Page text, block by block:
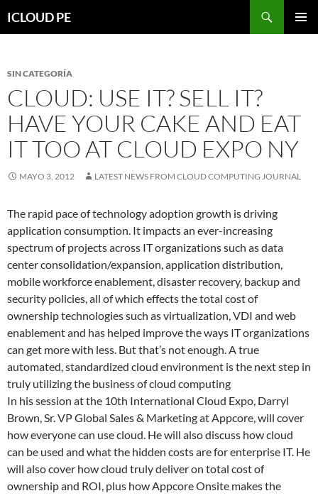
hacia
ICLOUD PE
SIN CATEGORÍA
CLOUD: USE IT? SELL IT?
HAVE YOUR CAKE AND EAT
IT TOO AT CLOUD EXPO NY
MAYO 3, 2012 LATEST NEWS FROM CLOUD COMPUTING JOURNAL
The rapid pace of technology adoption growth is driving
application consumption. It impacts an ever-increasing
spectrum of projects across IT organizations such as data
center consolidation/expansion, application distribution,
mobile workforce enablement, disaster recovery, backup and
security policies, all of which effects the total cost of
ownership technologies such as virtualization, VDI and web
enablement and has helped improve the ways IT organizations
can get more with less. But that’s not enough. A true
automated, standardized cloud environment is the next step in
truly utilizing the business of cloud computing
In his session at the 10th International Cloud Expo, Darryl
Brown, Sr. VP Global Sales & Marketing at Appcore, will cover
how everyone can use cloud. He will also discuss how cloud
can be used and what the hidden costs are for enterprise IT. He
will also cover how cloud truly deliver on total cost of
ownership and ROI, plus how Appcore Onsite makes the